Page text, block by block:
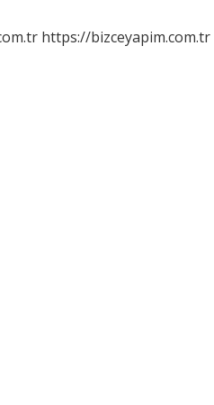
https://bizceyapim.com.tr